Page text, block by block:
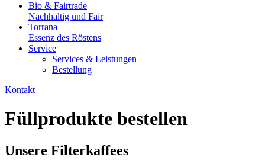
Bio & Fairtrade
Nachhaltig und Fair
Torrana
Essenz des Röstens
Service
Services & Leistungen
Bestellung
Kontakt
Füllprodukte bestellen
Unsere Filterkaffees